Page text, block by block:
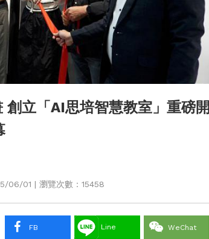
創立「AI思培智慧教室」重磅開
06/01 | 瀏覽次數：15458
FB Line WeChat